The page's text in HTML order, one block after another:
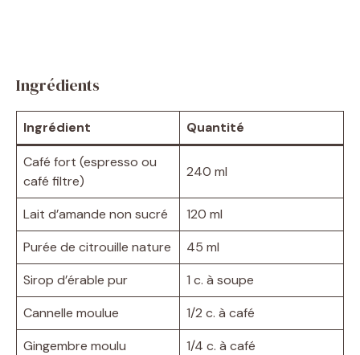
Ingrédients
Ingrédient Quantité
Café fort (espresso ou
café filtre)
240 ml
Lait d’amande non sucré
120 ml
Purée de citrouille nature
45 ml
Sirop d’érable pur
1 c. à soupe
Cannelle moulue
1/2 c. à café
Gingembre moulu
1/4 c. à café